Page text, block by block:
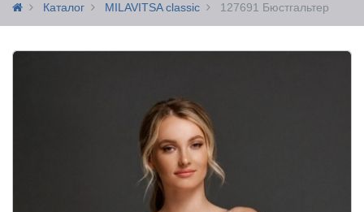
Каталог MILAVITSA classic 127691 Бюстгальтер